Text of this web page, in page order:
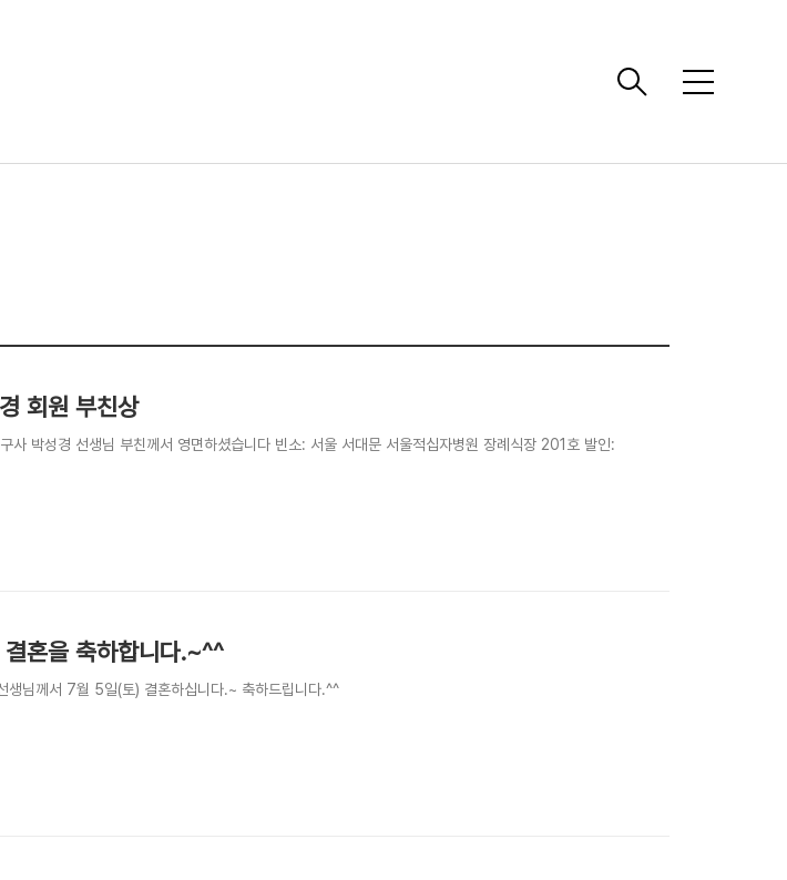
메
회원 부친상
사 박성경 선생님 부친께서 영면하셨습니다 빈소: 서울 서대문 서울적십자병원 장례식장 201호 발인:
혼을 축하합니다.~^^
생님께서 7월 5일(토) 결혼하십니다.~ 축하드립니다.^^